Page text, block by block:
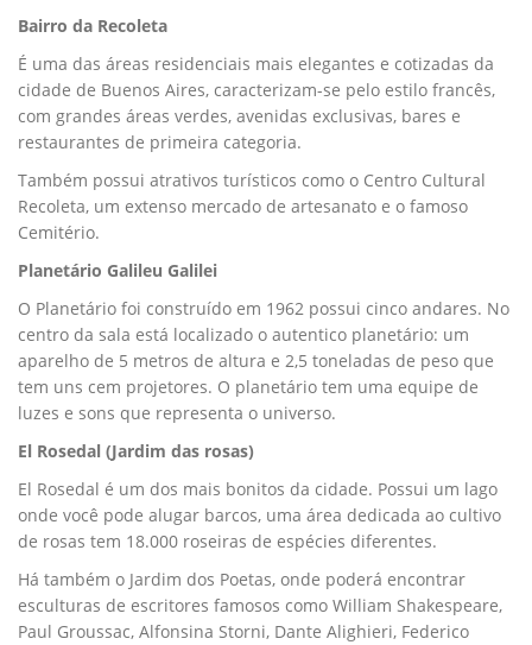
Bairro da Recoleta
É uma das áreas residenciais mais elegantes e cotizadas da
cidade de Buenos Aires, caracterizam-se pelo estilo francês,
com grandes áreas verdes, avenidas exclusivas, bares e
restaurantes de primeira categoria.
Também possui atrativos turísticos como o Centro Cultural
Recoleta, um extenso mercado de artesanato e o famoso
Cemitério.
Planetário Galileu Galilei
O Planetário foi construído em 1962 possui cinco andares. No
centro da sala está localizado o autentico planetário: um
aparelho de 5 metros de altura e 2,5 toneladas de peso que
tem uns cem projetores. O planetário tem uma equipe de
luzes e sons que representa o universo.
El Rosedal (Jardim das rosas)
El Rosedal é um dos mais bonitos da cidade. Possui um lago
onde você pode alugar barcos, uma área dedicada ao cultivo
de rosas tem 18.000 roseiras de espécies diferentes.
Há também o Jardim dos Poetas, onde poderá encontrar
esculturas de escritores famosos como William Shakespeare,
Paul Groussac, Alfonsina Storni, Dante Alighieri, Federico